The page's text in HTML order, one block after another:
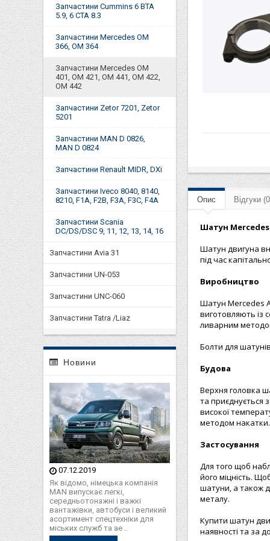
Запчастини Cummins 6 BTA
5.9, 6 CTA 8.3
Запчастини Mercedes OM
366, OM 364
Запчастини Mercedes OM
401, OM 421, OM 441, OM 422,
OM 442
Запчастини Zetor 7201, Zetor
5201
Запчастини MAN D 0826,
MAN D 0824
Запчастини Renault MIDR, DXi
Запчастини Iveco 8040, 8140,
8210, F1A, F2B, F3A, F3C, F4A
Запчастини Scania
DC/DS/DSC 9, 11, 12, 13, 14, 16
Запчастини Avia 31
Запчастини UN-053
Запчастини UNC-060
Запчастини Tatra /Liaz
Новини
07.12.2019
Як відомо, німецька компанія
MAN випускає легкі,
середньотонажні і важкі
вантажівки, автобуси і великий
асортимент спецтехніки для
міських служб та ае ..
Опис Відгуки
Шатун
Шатун двигуна
під час
Виробництво
Шатун Mercedes
виготовляють із
ливарним
Болти для
Будова
Верхня головка
та приєднується
високої
методом
Застосування
Для того щоб
його міцність.
шатуни, а також
металу.
Купити шатун
наявності та за